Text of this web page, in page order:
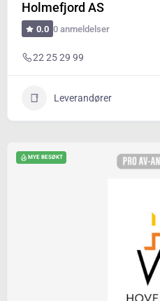
Holmefjord AS
0.0 0 anmeldelser
22 25 29 99
Leverandører
MYE BESØKT